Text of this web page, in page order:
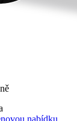
nabídku